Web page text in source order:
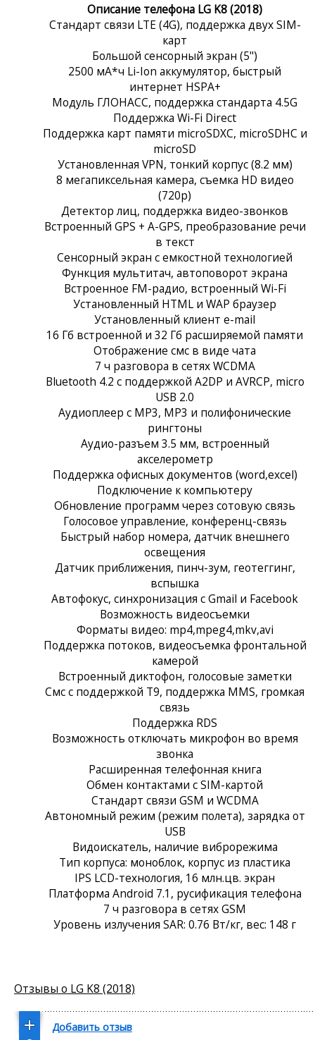
Описание телефона LG K8 (2018)
Стандарт связи LTE (4G), поддержка двух SIM-
карт
Большой сенсорный экран (5")
2500 мА*ч Li-Ion аккумулятор, быстрый
интернет HSPA+
Модуль ГЛОНАСС, поддержка стандарта 4.5G
Поддержка Wi-Fi Direct
Поддержка карт памяти microSDXC, microSDHC и
microSD
Установленная VPN, тонкий корпус (8.2 мм)
8 мегапиксельная камера, съемка HD видео
(720p)
Детектор лиц, поддержка видео-звонков
Встроенный GPS + A-GPS, преобразование речи
в текст
Сенсорный экран c емкостной технологией
Функция мультитач, автоповорот экрана
Встроенное FM-радио, встроенный Wi-Fi
Установленный HTML и WAP браузер
Установленный клиент e-mail
16 Гб встроенной и 32 Гб расширяемой памяти
Отображение смс в виде чата
7 ч разговора в сетях WCDMA
Bluetooth 4.2 с поддержкой A2DP и AVRCP, micro
USB 2.0
Аудиоплеер с MP3, MP3 и полифонические
рингтоны
Аудио-разъем 3.5 мм, встроенный
акселерометр
Поддержка офисных документов (word,excel)
Подключение к компьютеру
Обновление программ через сотовую связь
Голосовое управление, конференц-связь
Быстрый набор номера, датчик внешнего
освещения
Датчик приближения, пинч-зум, геотеггинг,
вспышка
Автофокус, синхронизация с Gmail и Facebook
Возможность видеосъемки
Форматы видео: mp4,mpeg4,mkv,avi
Поддержка потоков, видеосъемка фронтальной
камерой
Встроенный диктофон, голосовые заметки
Смс с поддержкой Т9, поддержка MMS, громкая
связь
Поддержка RDS
Возможность отключать микрофон во время
звонка
Расширенная телефонная книга
Обмен контактами с SIM-картой
Стандарт связи GSM и WCDMA
Автономный режим (режим полета), зарядка от
USB
Видоискатель, наличие виброрежима
Тип корпуса: моноблок, корпус из пластика
IPS LCD-технология, 16 млн.цв. экран
Платформа Android 7.1, русификация телефона
7 ч разговора в сетях GSM
Уровень излучения SAR: 0.76 Вт/кг, вес: 148 г
Отзывы о LG K8 (2018)
Добавить отзыв